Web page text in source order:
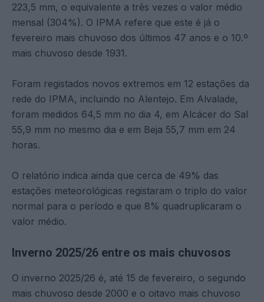
223,5 mm, o equivalente a três vezes o valor médio
mensal (304%). O IPMA refere que este é já o
fevereiro mais chuvoso dos últimos 47 anos e o 10.º
mais chuvoso desde 1931.
Foram registados novos extremos em 12 estações da
rede do IPMA, incluindo no Alentejo. Em Alvalade,
foram medidos 64,5 mm no dia 4, em Alcácer do Sal
55,9 mm no mesmo dia e em Beja 55,7 mm em 24
horas.
O relatório indica ainda que cerca de 49% das
estações meteorológicas registaram o triplo do valor
normal para o período e que 8% quadruplicaram o
valor médio.
Inverno 2025/26 entre os mais chuvosos
O inverno 2025/26 é, até 15 de fevereiro, o segundo
mais chuvoso desde 2000 e o oitavo mais chuvoso